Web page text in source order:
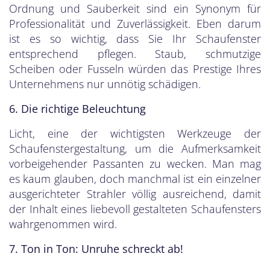
Ordnung und Sauberkeit sind ein Synonym für
Professionalität und Zuverlässigkeit. Eben darum
ist es so wichtig, dass Sie Ihr Schaufenster
entsprechend pflegen. Staub, schmutzige
Scheiben oder Fusseln würden das Prestige Ihres
Unternehmens nur unnötig schädigen.
6. Die richtige Beleuchtung
Licht, eine der wichtigsten Werkzeuge der
Schaufenstergestaltung, um die Aufmerksamkeit
vorbeigehender Passanten zu wecken. Man mag
es kaum glauben, doch manchmal ist ein einzelner
ausgerichteter Strahler völlig ausreichend, damit
der Inhalt eines liebevoll gestalteten Schaufensters
wahrgenommen wird.
7. Ton in Ton: Unruhe schreckt ab!